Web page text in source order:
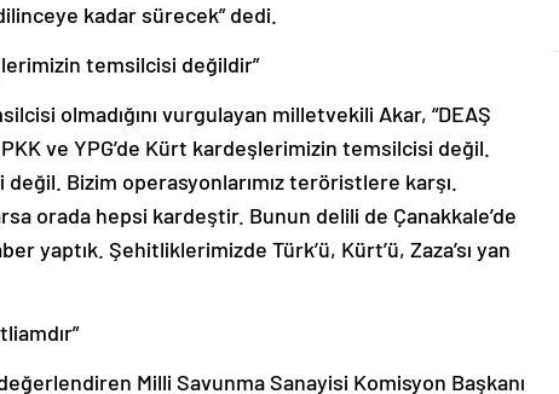
kadar sürecek” dedi.
temsilcisi değildir”
olmadığını vurgulayan milletvekili Akar, “DEAŞ
ve YPG’de Kürt kardeşlerimizin temsilcisi değil.
değil. Bizim operasyonlarımız teröristlere karşı.
orada hepsi kardeştir. Bunun delili de Çanakkale’de
yaptık. Şehitliklerimizde Türk’ü, Kürt’ü, Zaza’sı yan
değerlendiren Milli Savunma Sanayisi Komisyon Başkanı